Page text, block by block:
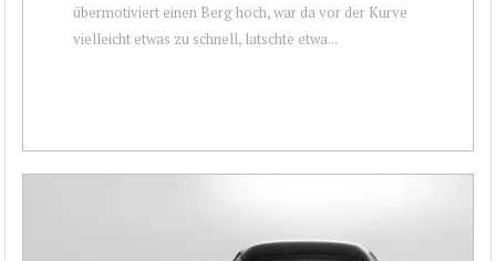
übermotiviert einen Berg hoch, war da vor der Kurve
vielleicht etwas zu schnell, latschte etwa...